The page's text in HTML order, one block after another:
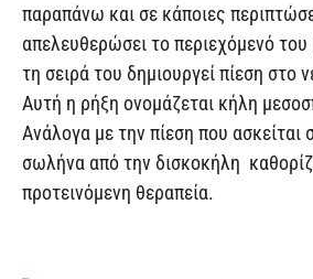
παραπάνω και σε κάποιες
απελευθερώσει το περιεχόμενό
τη σειρά του δημιουργεί πίεση στο
Αυτή η ρήξη ονομάζεται κήλη
Ανάλογα με την πίεση που ασκείται
σωλήνα από την δισκοκήλη
προτεινόμενη θεραπεία.